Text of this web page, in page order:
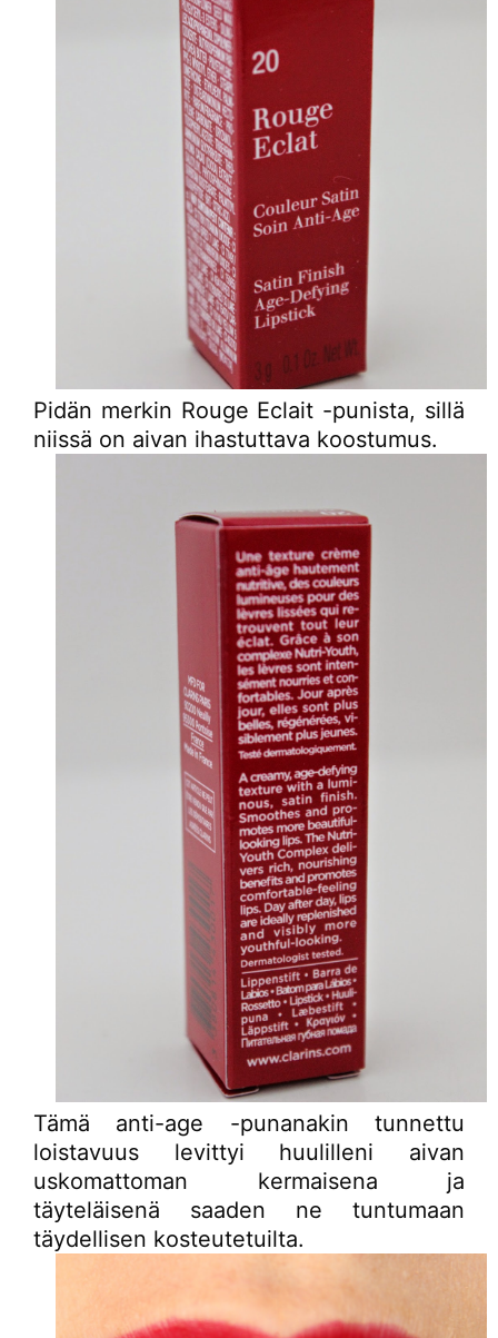
Pidän merkin Rouge Eclait -punista, sillä
niissä on aivan ihastuttava koostumus.
Tämä anti-age -punanakin tunnettu
loistavuus levittyi huulilleni aivan
uskomattoman kermaisena ja
täyteläisenä saaden ne tuntumaan
täydellisen kosteutetuilta.